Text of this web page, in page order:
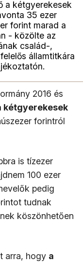
a kétgyerekesek
35 ezer
forint marad a
- közölte az
család-,
államtitkára
2016 és
kétgyerekesek
forintról
is tízezer
100 ezer
pedig
tudnak
köszönhetően
arra, hogy a